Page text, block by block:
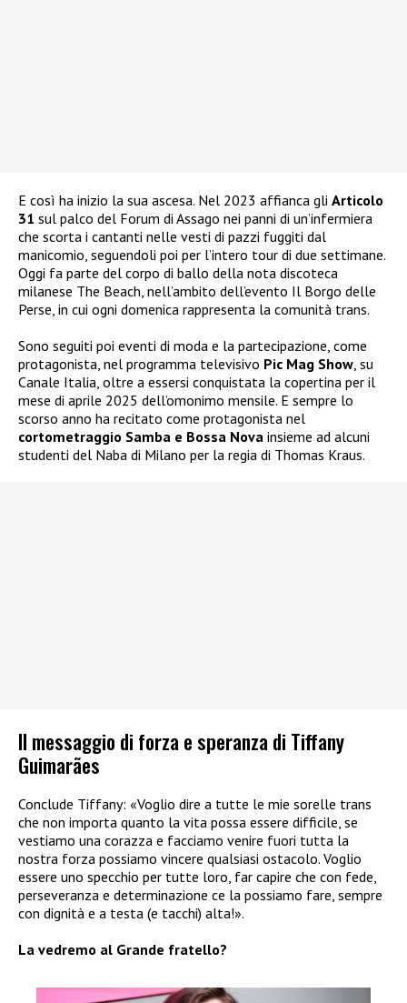
E così ha inizio la sua ascesa. Nel 2023 affianca gli Articolo
31 sul palco del Forum di Assago nei panni di un’infermiera
che scorta i cantanti nelle vesti di pazzi fuggiti dal
manicomio, seguendoli poi per l’intero tour di due settimane.
Oggi fa parte del corpo di ballo della nota discoteca
milanese The Beach, nell’ambito dell’evento Il Borgo delle
Perse, in cui ogni domenica rappresenta la comunità trans.
Sono seguiti poi eventi di moda e la partecipazione, come
protagonista, nel programma televisivo Pic Mag Show, su
Canale Italia, oltre a essersi conquistata la copertina per il
mese di aprile 2025 dell’omonimo mensile. E sempre lo
scorso anno ha recitato come protagonista nel
cortometraggio Samba e Bossa Nova insieme ad alcuni
studenti del Naba di Milano per la regia di Thomas Kraus.
Il messaggio di forza e speranza di Tiffany
Guimarães
Conclude Tiffany: «Voglio dire a tutte le mie sorelle trans
che non importa quanto la vita possa essere difficile, se
vestiamo una corazza e facciamo venire fuori tutta la
nostra forza possiamo vincere qualsiasi ostacolo. Voglio
essere uno specchio per tutte loro, far capire che con fede,
perseveranza e determinazione ce la possiamo fare, sempre
con dignità e a testa (e tacchi) alta!».
La vedremo al Grande fratello?